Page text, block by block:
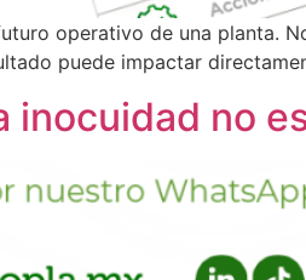
operativo de una planta.
puede impactar
inocuidad no